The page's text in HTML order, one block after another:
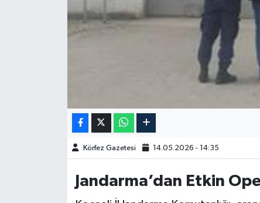
Körfez Gazetesi 14.05.2026 - 14:35
Jandarma’dan Etkin